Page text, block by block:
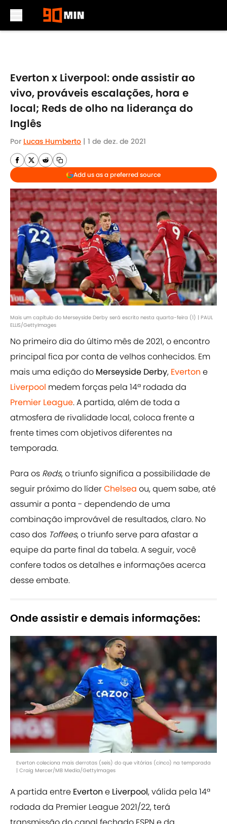
Everton x Liverpool: onde assistir ao
vivo, prováveis escalações, hora e
local; Reds de olho na liderança do
Inglês
Por Lucas Humberto | 1 de dez. de 2021
Add us as a preferred source
Mais um capítulo do Merseyside Derby será escrito nesta quarta-feira (1) | PAUL
ELLIS/GettyImages
No primeiro dia do último mês de 2021, o encontro
principal fica por conta de velhos conhecidos. Em
mais uma edição do Merseyside Derby, Everton e
Liverpool medem forças pela 14ª rodada da
Premier League. A partida, além de toda a
atmosfera de rivalidade local, coloca frente a
frente times com objetivos diferentes na
temporada.
Para os Reds, o triunfo significa a possibilidade de
seguir próximo do líderChelsea ou, quem sabe, até
assumir a ponta - dependendo de uma
combinação improvável de resultados, claro. No
caso dos Toffees, o triunfo serve para afastar a
equipe da parte final da tabela. A seguir, você
confere todos os detalhes e informações acerca
desse embate.
Onde assistir e demais informações:
Everton coleciona mais derrotas (seis) do que vitórias (cinco) na temporada
| Craig Mercer/MB Media/GettyImages
A partida entre Everton e Liverpool, válida pela 14ª
rodada da Premier League 2021/22, terá